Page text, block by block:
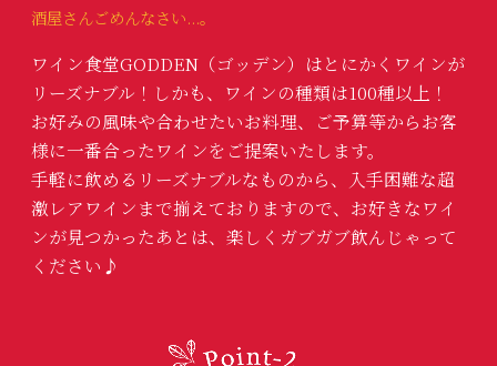
酒屋さんごめんなさい...。
ワイン食堂GODDEN（ゴッデン）はとにかくワインが
リーズナブル！しかも、ワインの種類は100種以上！
お好みの風味や合わせたいお料理、ご予算等からお客
様に一番合ったワインをご提案いたします。
手軽に飲めるリーズナブルなものから、入手困難な超
激レアワインまで揃えておりますので、お好きなワイ
ンが見つかったあとは、 楽しくガブガブ飲んじゃって
ください♪